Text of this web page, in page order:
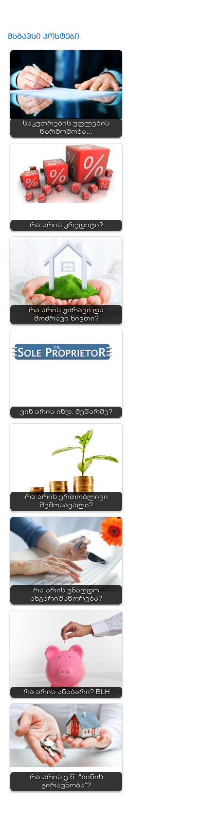
მსგავსი პოსტები
საკუთრების უფლების
წარმოშობა…
რა არის კრედიტი?
რა არის უძრავი და
მოძრავი ნივთი?
ვინ არის ინდ. მეწარმე?
რა არის ერთობლივი
შემოსავალი?
რა არის უნაღდო
ანგარიშსწორება?
რა არის ანაბარი? BLH
რა არის ე.წ. "ბინის
გირავნობა"?